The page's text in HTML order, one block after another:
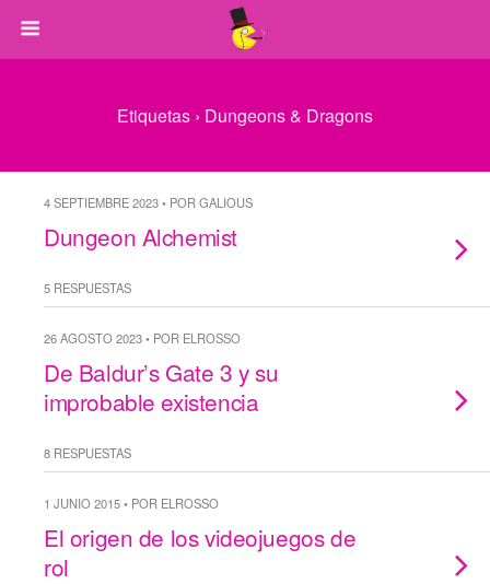
Etiquetas › Dungeons & Dragons
4 SEPTIEMBRE 2023 • POR GALIOUS
Dungeon Alchemist
5 RESPUESTAS
26 AGOSTO 2023 • POR ELROSSO
De Baldur’s Gate 3 y su
improbable existencia
8 RESPUESTAS
1 JUNIO 2015 • POR ELROSSO
El origen de los videojuegos de
rol